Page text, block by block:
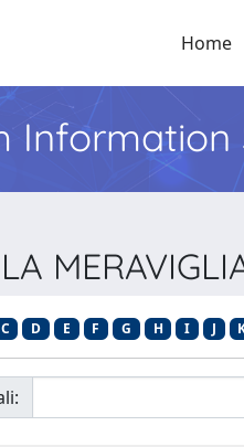
Home
Information
C D E F G H I J